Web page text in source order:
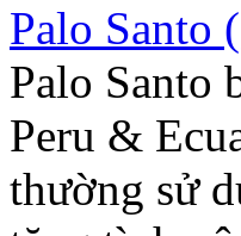
Palo Santo
Palo Santo
Peru &
thường sử